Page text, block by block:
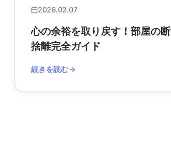
2026.02.07
心の余裕を取り戻す！部屋の断
捨離完全ガイド
続きを読む